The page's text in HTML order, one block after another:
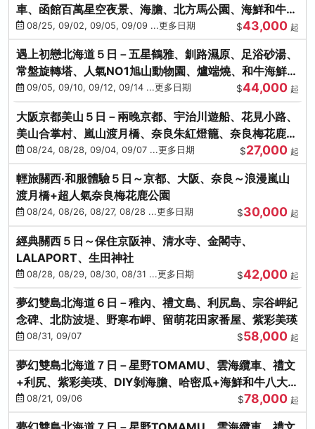
車、函館百萬星空夜景、海膽、北方馬公園、海鮮和牛螃
蟹吃到飽
08/25, 09/02, 09/05, 09/09 ...更多日期 $43,000 起
遇上初戀北海道５日－五星鶴雅、釧路濕原、足浴砂湯、
常盤旋轉塔、人氣NO1旭山動物園、爐端燒、和牛海鮮螃
蟹吃到飽
09/05, 09/10, 09/12, 09/14 ...更多日期 $44,000 起
大阪京都美山５日－兩晚京都、宇治川遊船、花見小路、
美山合掌村、嵐山渡月橋、奈良朱紅燈籠、奈良梅花鹿、
流水瀑布電扶梯
08/24, 08/28, 09/04, 09/07 ...更多日期 $27,000 起
輕旅關西‧和服體驗５日～京都、大阪、奈良～浪漫嵐山
渡月橋+超人氣奈良梅花鹿公園
08/24, 08/26, 08/27, 08/28 ...更多日期 $30,000 起
經典關西５日～保住京阪神、清水寺、金閣寺、
LALAPORT、生田神社
08/28, 08/29, 08/30, 08/31 ...更多日期 $42,000 起
夢幻雙島北海道６日－稚內、禮文島、利尻島、宗谷岬紀
念碑、北防波堤、野寒布岬、留萌花田家番屋、紫彩美瑛
08/31, 09/07 $58,000 起
夢幻雙島北海道７日－星野TOMAMU、雲海纜車、禮文
+利尻、紫彩美瑛、DIY剝海膽、哈密瓜+海鮮和牛八大螃
蟹吃到飽
08/21, 09/06 $78,000 起